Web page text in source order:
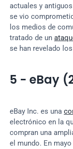
actuales y
se vio
los medios de
tratado de un
se han revelado
5 - eBay
eBay Inc. es una
electrónico en la
compran una
el mundo. En mayo